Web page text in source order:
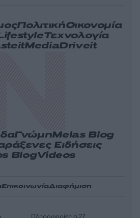
ΠολιτικήΟικονομία
Τεχνολογία
MediaDriveit
ΓνώμηMelas Blog
Ειδήσεις
BlogVideos
ΕπικοινωνίαΔιαφήμιση